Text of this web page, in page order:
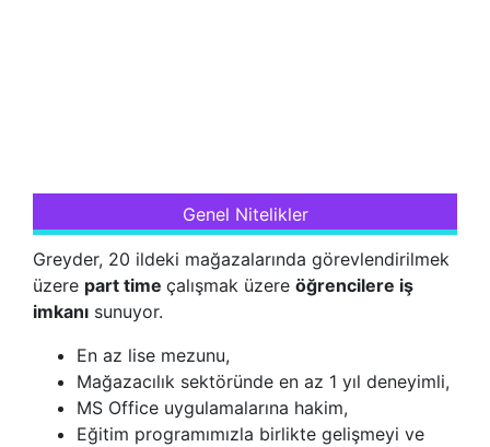
Genel Nitelikler
Greyder, 20 ildeki mağazalarında görevlendirilmek
üzere part time çalışmak üzere öğrencilere iş
imkanı sunuyor.
En az lise mezunu,
Mağazacılık sektöründe en az 1 yıl deneyimli,
MS Office uygulamalarına hakim,
Eğitim programımızla birlikte gelişmeyi ve